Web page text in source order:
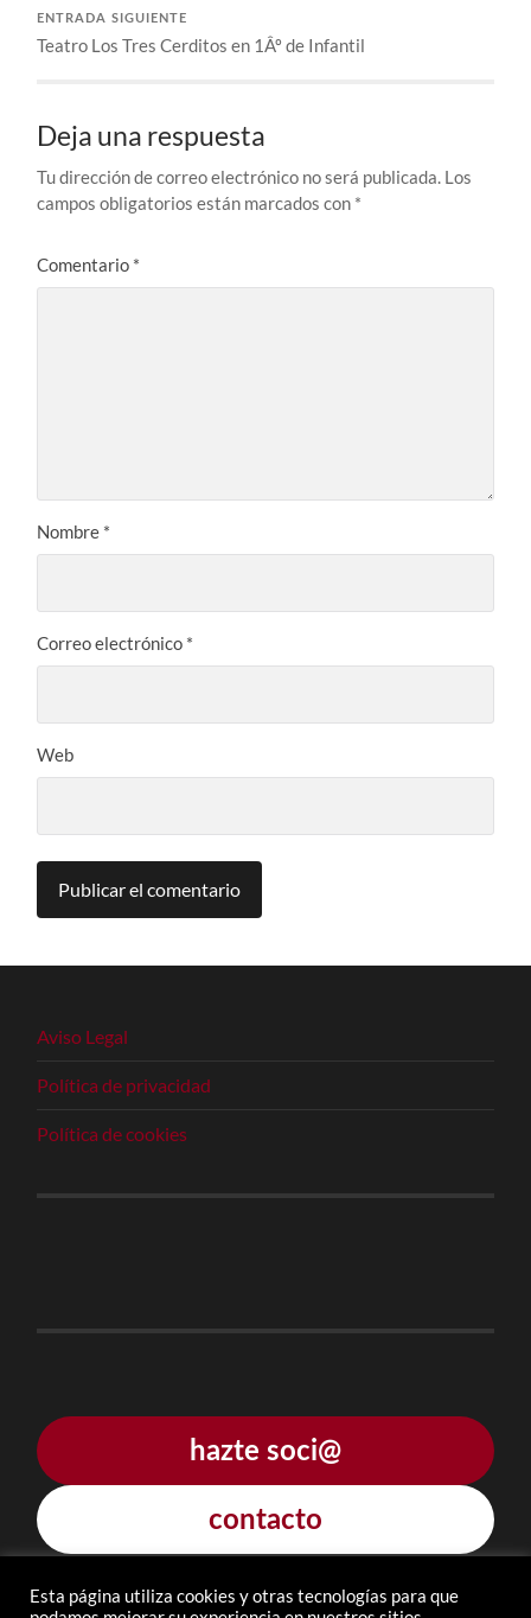
ENTRADA SIGUIENTE
Teatro Los Tres Cerditos en 1Âº de Infantil
Deja una respuesta
Tu dirección de correo electrónico no será publicada. Los
campos obligatorios están marcados con *
Comentario *
Nombre *
Correo electrónico *
Web
Aviso Legal
Política de privacidad
Política de cookies
hazte soci@
contacto
Esta página utiliza cookies y otras tecnologías para que